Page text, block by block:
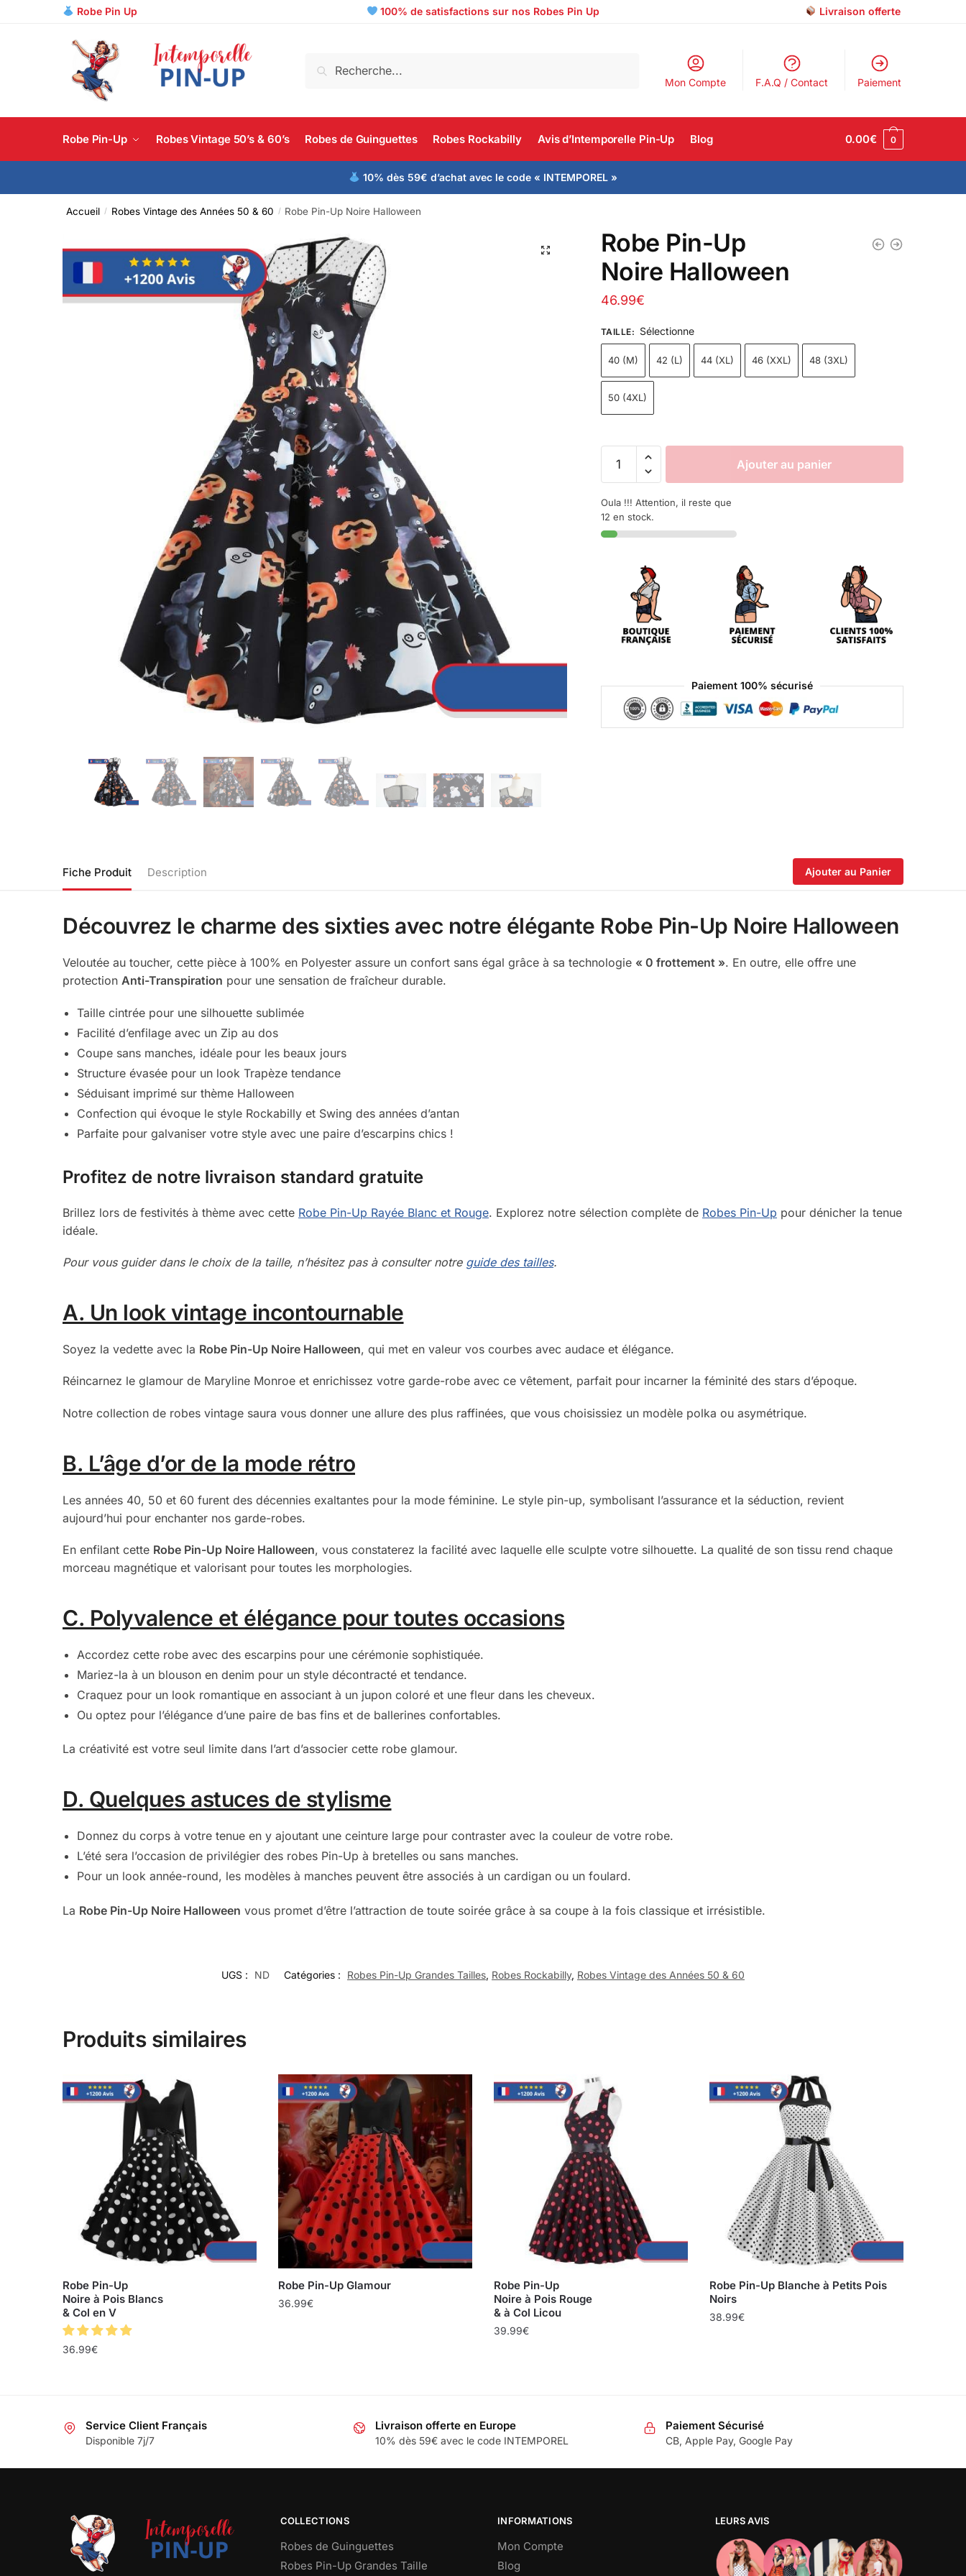
Robe Pin Up 100% de satisfactions sur nos Robes Pin Up Livraison offerte
Recherche
Mon Compte F.A.Q / Contact Paiement
Robe Pin-Up Robes Vintage 50’s & 60’s Robes de Guinguettes Robes Rockabilly Avis d’Intemporelle Pin-Up Blog 0.00€ 0
10% dès 59€ d’achat avec le code « INTEMPOREL »
Accueil / Robes Vintage des Années 50 & 60 / Robe Pin-Up Noire Halloween
Robe Pin-Up
Noire Halloween
46.99€
TAILLE: Sélectionne
40 (M) 42 (L) 44 (XL) 46 (XXL) 48 (3XL)
50 (4XL)
Ajouter au panier
Oula !!! Attention, il reste que
12 en stock.
Paiement 100% sécurisé
Fiche Produit Description Ajouter au Panier
Découvrez le charme des sixties avec notre élégante Robe Pin-Up Noire Halloween
Veloutée au toucher, cette pièce à 100% en Polyester assure un confort sans égal grâce à sa technologie « 0 frottement ». En outre, elle offre une
protectionAnti-Transpiration pour une sensation de fraîcheur durable.
Taille cintrée pour une silhouette sublimée
Facilité d’enfilage avec un Zip au dos
Coupe sans manches, idéale pour les beaux jours
Structure évasée pour un look Trapèze tendance
Séduisant imprimé sur thème Halloween
Confection qui évoque le style Rockabilly et Swing des années d’antan
Parfaite pour galvaniser votre style avec une paire d’escarpins chics !
Profitez de notre livraison standard gratuite
Brillez lors de festivités à thème avec cette Robe Pin-Up Rayée Blanc et Rouge. Explorez notre sélection complète de Robes Pin-Up pour dénicher la tenue
idéale.
Pour vous guider dans le choix de la taille, n’hésitez pas à consulter notre guide des tailles.
A. Un look vintage incontournable
Soyez la vedette avec la Robe Pin-Up Noire Halloween, qui met en valeur vos courbes avec audace et élégance.
Réincarnez le glamour de Maryline Monroe et enrichissez votre garde-robe avec ce vêtement, parfait pour incarner la féminité des stars d’époque.
Notre collection de robes vintage saura vous donner une allure des plus raffinées, que vous choisissiez un modèle polka ou asymétrique.
B. L’âge d’or de la mode rétro
Les années 40, 50 et 60 furent des décennies exaltantes pour la mode féminine. Le style pin-up, symbolisant l’assurance et la séduction, revient
aujourd’hui pour enchanter nos garde-robes.
En enfilant cette Robe Pin-Up Noire Halloween, vous constaterez la facilité avec laquelle elle sculpte votre silhouette. La qualité de son tissu rend chaque
morceau magnétique et valorisant pour toutes les morphologies.
C. Polyvalence et élégance pour toutes occasions
Accordez cette robe avec des escarpins pour une cérémonie sophistiquée.
Mariez-la à un blouson en denim pour un style décontracté et tendance.
Craquez pour un look romantique en associant à un jupon coloré et une fleur dans les cheveux.
Ou optez pour l’élégance d’une paire de bas fins et de ballerines confortables.
La créativité est votre seul limite dans l’art d’associer cette robe glamour.
D. Quelques astuces de stylisme
Donnez du corps à votre tenue en y ajoutant une ceinture large pour contraster avec la couleur de votre robe.
L’été sera l’occasion de privilégier des robes Pin-Up à bretelles ou sans manches.
Pour un look année-round, les modèles à manches peuvent être associés à un cardigan ou un foulard.
La Robe Pin-Up Noire Halloween vous promet d’être l’attraction de toute soirée grâce à sa coupe à la fois classique et irrésistible.
UGS : ND Catégories : Robes Pin-Up Grandes Tailles, Robes Rockabilly, Robes Vintage des Années 50 & 60
Produits similaires
Robe Pin-Up
Noire à Pois Blancs
& Col en V
36.99€
Robe Pin-Up Glamour
36.99€
Robe Pin-Up
Noire à Pois Rouge
& à Col Licou
39.99€
Robe Pin-Up Blanche à Petits Pois
Noirs
38.99€
Service Client Français
Disponible 7j/7
Livraison offerte en Europe
10% dès 59€ avec le code INTEMPOREL
Paiement Sécurisé
CB, Apple Pay, Google Pay
COLLECTIONS
Robes de Guinguettes
Robes Pin-Up Grandes Taille
INFORMATIONS
Mon Compte
Blog
LEURS AVIS